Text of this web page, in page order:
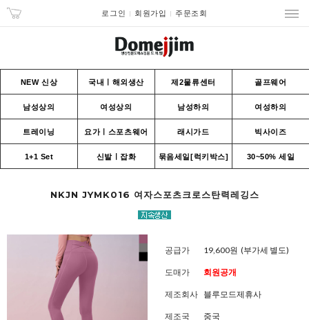
로그인 회원가입 주문조회
NEW 신상 국내ㅣ해외생산 제2물류센터 골프웨어
남성상의 여성상의 남성하의 여성하의
트레이닝 요가ㅣ스포츠웨어 래시가드 빅사이즈
1+1 Set 신발ㅣ잡화 묶음세일[럭키박스] 30~50% 세일
NKJN JYMK016 여자스포츠크로스탄력레깅스
공급가 19,600원 (부가세 별도)
도매가 회원공개
제조회사 블루모드제휴사
제조국 중국